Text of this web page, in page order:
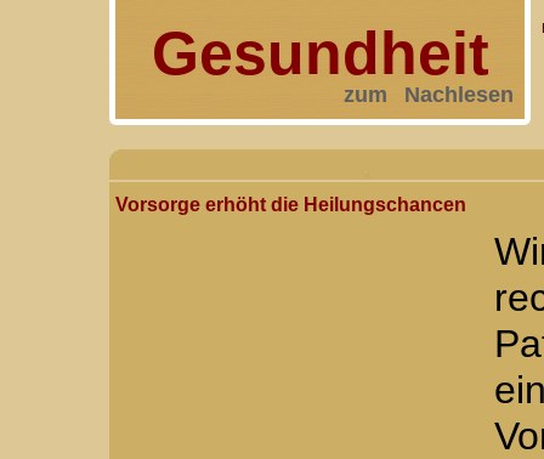
Gesundheit
zum Nachlesen
Vorsorge erhöht die Heilungschancen